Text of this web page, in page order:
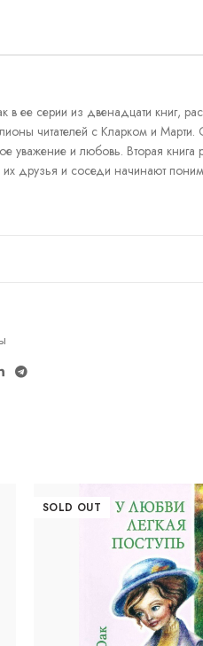
в ее серии из двенадцати книг,
читателей с Кларком и
уважение и любовь. Вторая
друзья и соседи начинают
SOLD OUT